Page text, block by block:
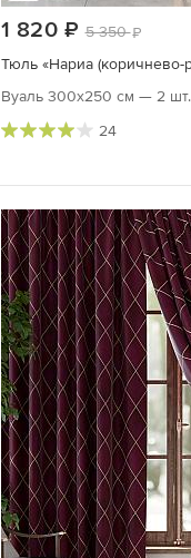
1 820 руб.
5 350
Вуаль 300х250 см — 2 шт.
24